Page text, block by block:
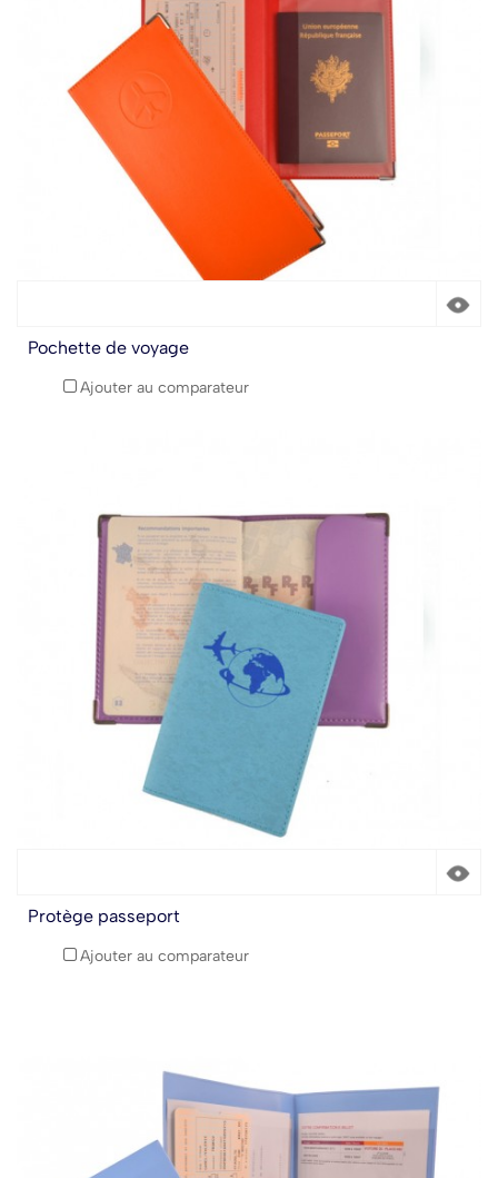
Pochette de voyage
Ajouter au comparateur
Protège passeport
Ajouter au comparateur